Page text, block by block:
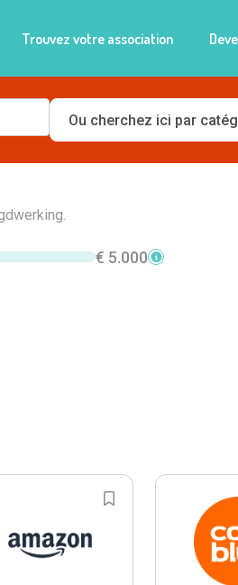
Trouvez votre association
Sinte Cecilia
€ 5.000